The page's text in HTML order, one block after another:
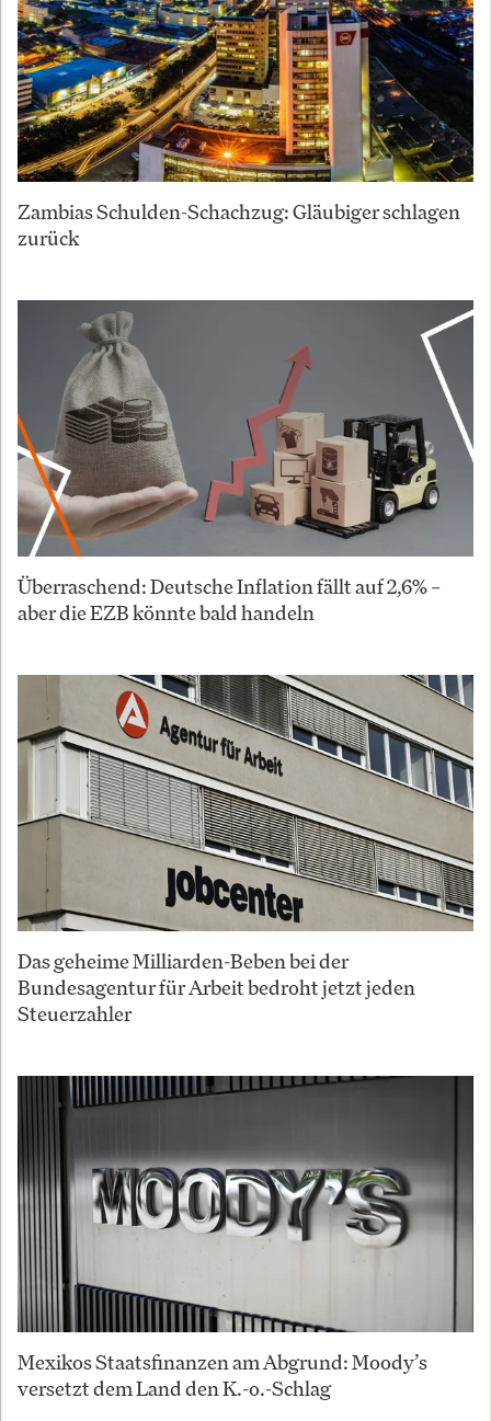
Zambias Schulden-Schachzug: Gläubiger schlagen
zurück
Überraschend: Deutsche Inflation fällt auf 2,6% –
aber die EZB könnte bald handeln
Das geheime Milliarden-Beben bei der
Bundesagentur für Arbeit bedroht jetzt jeden
Steuerzahler
Mexikos Staatsfinanzen am Abgrund: Moody’s
versetzt dem Land den K.-o.-Schlag